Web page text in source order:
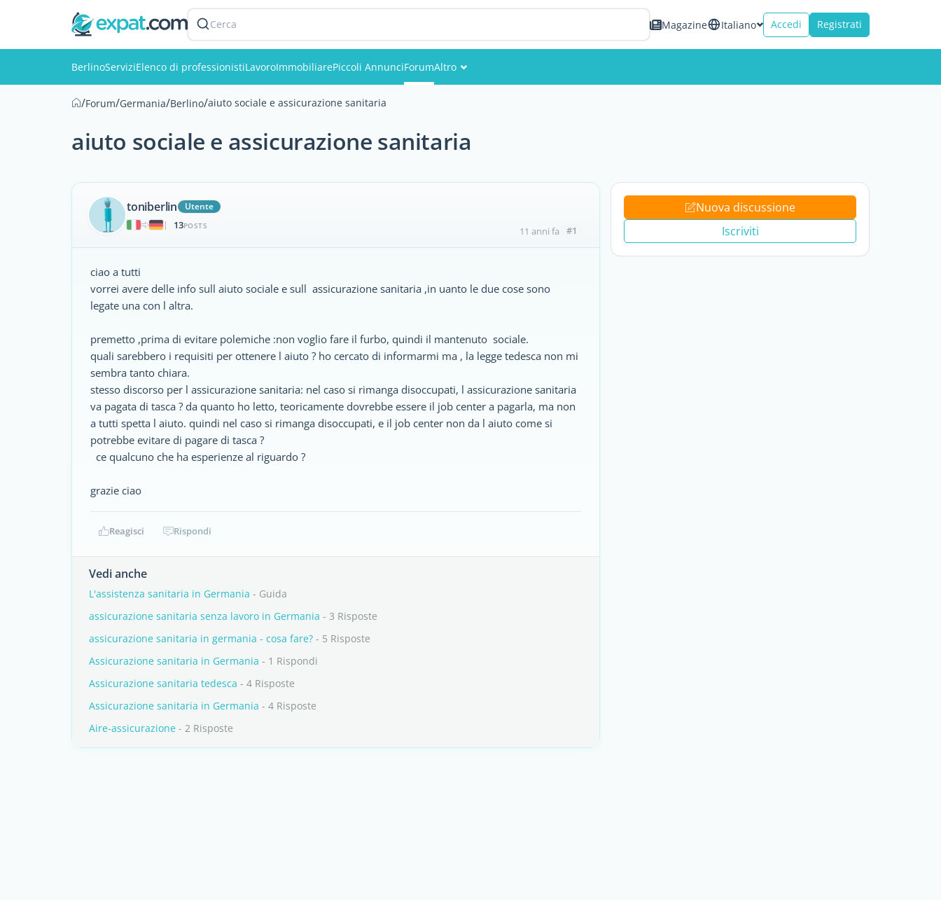
Cerca Magazine Italiano Accedi Registrati
BerlinoServiziElenco di professionistiLavoroImmobiliarePiccoli AnnunciForumAltro
Utenti
/Forum/Germania/Berlino/aiuto sociale e assicurazione sanitaria
aiuto sociale e assicurazione sanitaria
toniberlin
Utente
|
13POSTS 11 anni fa #1
ciao a tutti
vorrei avere delle info sull aiuto sociale e sull assicurazione sanitaria ,in uanto le due cose sono
legate una con l altra.
premetto ,prima di evitare polemiche :non voglio fare il furbo, quindi il mantenuto sociale.
quali sarebbero i requisiti per ottenere l aiuto ? ho cercato di informarmi ma , la legge tedesca non mi
sembra tanto chiara.
stesso discorso per l assicurazione sanitaria: nel caso si rimanga disoccupati, l assicurazione sanitaria
va pagata di tasca ? da quanto ho letto, teoricamente dovrebbe essere il job center a pagarla, ma non
a tutti spetta l aiuto. quindi nel caso si rimanga disoccupati, e il job center non da l aiuto come si
potrebbe evitare di pagare di tasca ?
ce qualcuno che ha esperienze al riguardo ?
grazie ciao
Reagisci Rispondi
Vedi anche
L'assistenza sanitaria in Germania - Guida
assicurazione sanitaria senza lavoro in Germania - 3 Risposte
assicurazione sanitaria in germania - cosa fare? - 5 Risposte
Assicurazione sanitaria in Germania - 1 Rispondi
Assicurazione sanitaria tedesca - 4 Risposte
Assicurazione sanitaria in Germania - 4 Risposte
Aire-assicurazione - 2 Risposte
Nuova discussione
Iscriviti